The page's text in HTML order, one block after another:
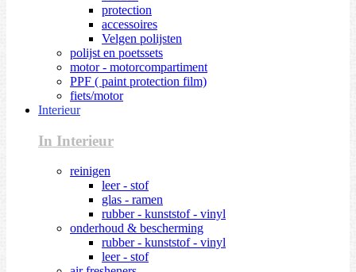
protection
accessoires
Velgen polijsten
polijst en poetssets
motor - motorcompartiment
PPF ( paint protection film)
fiets/motor
Interieur
In Interieur
reinigen
leer - stof
glas - ramen
rubber - kunststof - vinyl
onderhoud & bescherming
rubber - kunststof - vinyl
leer - stof